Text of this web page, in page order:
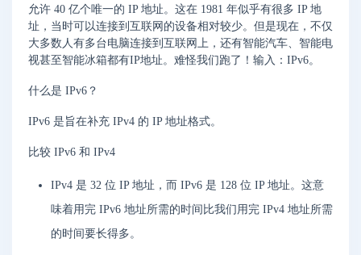
允许 40 亿个唯一的 IP 地址。这在 1981 年似乎有很多 IP 地
址，当时可以连接到互联网的设备相对较少。但是现在，不仅
大多数人有多台电脑连接到互联网上，还有智能汽车、智能电
视甚至智能冰箱都有IP地址。难怪我们跑了！输入：IPv6。
什么是 IPv6？
IPv6 是旨在补充 IPv4 的 IP 地址格式。
比较 IPv6 和 IPv4
IPv4 是 32 位 IP 地址，而 IPv6 是 128 位 IP 地址。这意
味着用完 IPv6 地址所需的时间比我们用完 IPv4 地址所需
的时间要长得多。